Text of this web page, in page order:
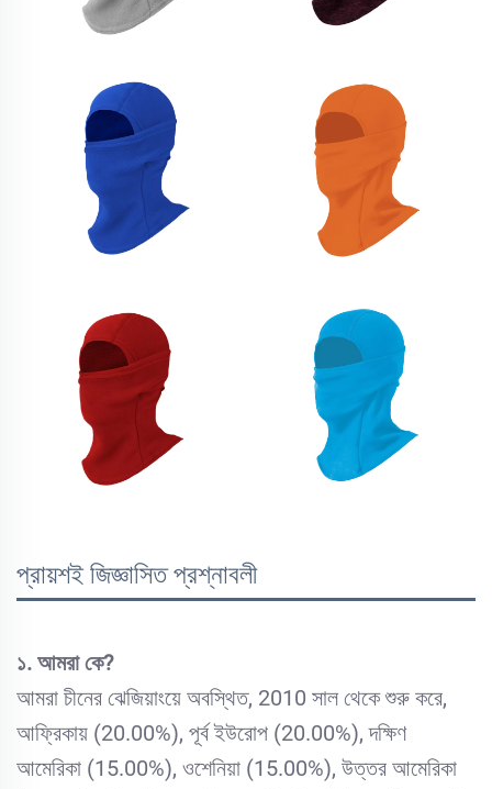
প্রায়শই জিজ্ঞাসিত প্রশ্নাবলী
১. আমরা কে?
আমরা চীনের ঝেজিয়াংয়ে অবস্থিত, 2010 সাল থেকে শুরু করে,
আফ্রিকায় (20.00%), পূর্ব ইউরোপ (20.00%), দক্ষিণ
আমেরিকা (15.00%), ওশেনিয়া (15.00%), উত্তর আমেরিকা